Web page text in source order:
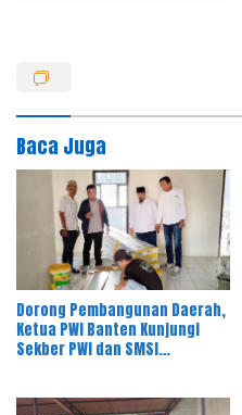
Baca Juga
Dorong Pembangunan Daerah,
Ketua PWI Banten Kunjungi
Sekber PWI dan SMSI